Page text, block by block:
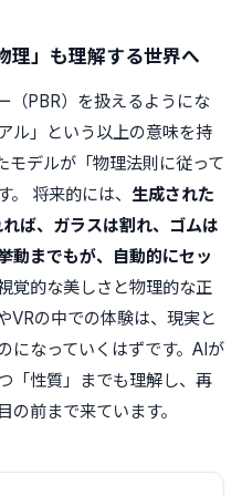
理」も理解する世界へ
（PBR）を扱えるようにな
ル」という以上の意味を持
モデルが「物理法則に従って
将来的には、 生成された
ば、ガラスは割れ、ゴムは
動までもが、自動的にセッ
覚的な美しさと物理的な正
VRの中での体験は、現実と
になっていくはずです。AIが
「性質」までも理解し、再
前まで来ています。